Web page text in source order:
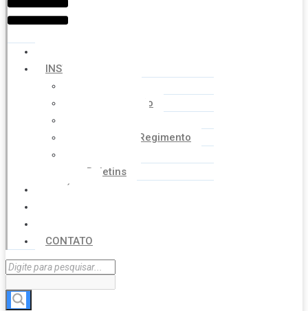
INSTITUCIONAL
Coordenação
Estatuto e Regimento
Boletins
NOTÍCIAS
CONTATO